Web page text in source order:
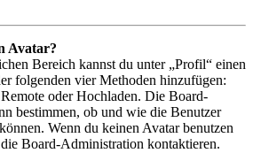
Avatar?
Bereich kannst du unter „Profil“ einen
folgenden vier Methoden hinzufügen:
oder Hochladen. Die Board-
bestimmen, ob und wie die Benutzer
Wenn du keinen Avatar benutzen
Board-Administration kontaktieren.